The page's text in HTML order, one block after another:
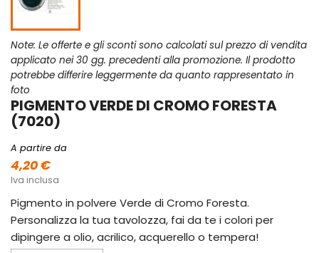
Note: Le offerte e gli sconti sono calcolati sul prezzo di vendita
applicato nei 30 gg. precedenti alla promozione. Il prodotto
potrebbe differire leggermente da quanto rappresentato in
foto
PIGMENTO VERDE DI CROMO FORESTA
(7020)
A partire da
4,20 €
Iva inclusa
Pigmento in polvere Verde di Cromo Foresta.
Personalizza la tua tavolozza, fai da te i colori per
dipingere a olio, acrilico, acquerello o tempera!